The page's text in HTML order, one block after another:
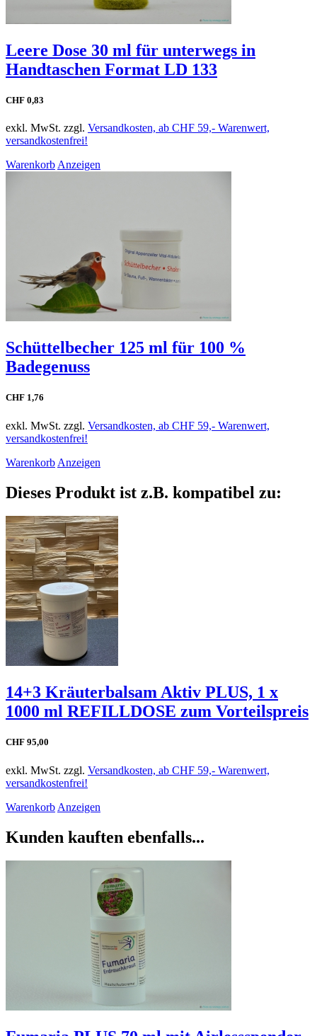
Leere Dose 30 ml für unterwegs in
Handtaschen Format LD 133
CHF 0,83
exkl. MwSt. zzgl. Versandkosten, ab CHF 59,- Warenwert,
versandkostenfrei!
Warenkorb Anzeigen
Schüttelbecher 125 ml für 100 %
Badegenuss
CHF 1,76
exkl. MwSt. zzgl. Versandkosten, ab CHF 59,- Warenwert,
versandkostenfrei!
Warenkorb Anzeigen
Dieses Produkt ist z.B. kompatibel zu:
14+3 Kräuterbalsam Aktiv PLUS, 1 x
1000 ml REFILLDOSE zum Vorteilspreis
CHF 95,00
exkl. MwSt. zzgl. Versandkosten, ab CHF 59,- Warenwert,
versandkostenfrei!
Warenkorb Anzeigen
Kunden kauften ebenfalls...